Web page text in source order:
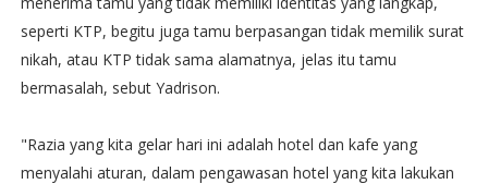
seperti KTP, begitu juga tamu berpasangan tidak memilik surat
nikah, atau KTP tidak sama alamatnya, jelas itu tamu
bermasalah, sebut Yadrison.
"Razia yang kita gelar hari ini adalah hotel dan kafe yang
menyalahi aturan, dalam pengawasan hotel yang kita lakukan